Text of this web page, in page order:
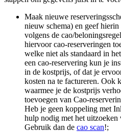
Maak nieuwe
nieuw schema) en geef
volgens de cao/
hiervoor cao-reserveringen
welke niet als standaard in
een cao-reservering kun je
in de kostprijs, of dat je
kosten na te factureren. Ook
waarmee je de kostprijs
toevoegen van Cao-
Heb je geen koppeling met
hulp nodig met het uitzoeken
Gebruik dan de cao scan!;